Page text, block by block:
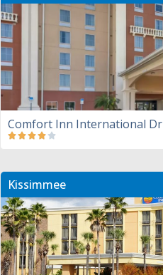
Comfort Inn International Dr
Kissimmee